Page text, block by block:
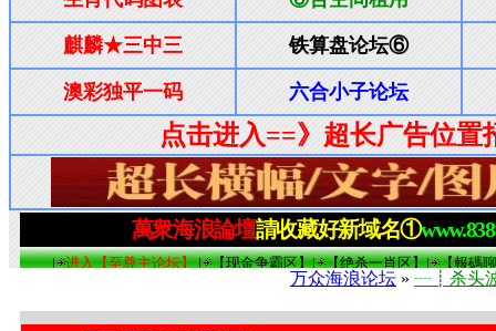
万众海浪论坛 » ┈┋杀头